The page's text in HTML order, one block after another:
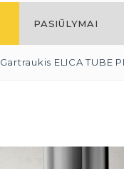
PASIŪLYMAI
Gartraukis ELICA TUBE